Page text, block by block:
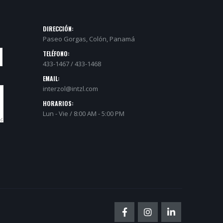
DIRECCIÓN:
Paseo Gorgas, Colón, Panamá
TELÉFONO:
433-1467 / 433-1468
EMAIL:
interzol@intzl.com
HORARIOS:
Lun - Vie / 8:00 AM - 5:00 PM